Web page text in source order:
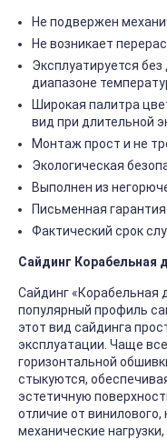
Не подвержен
Не возникает
Эксплуатируется
диапазоне
Широкая палитра
вид при длительной
Монтаж прост и не
Экологическая
Выполнен из
Письменная
Фактический срок
Сайдинг Корабельная
Сайдинг «Корабельная
популярный профиль
этот вид сайдинга
эксплуатации. Чаще
горизонтальной
стыкуются,
эстетичную
отличие от
механические